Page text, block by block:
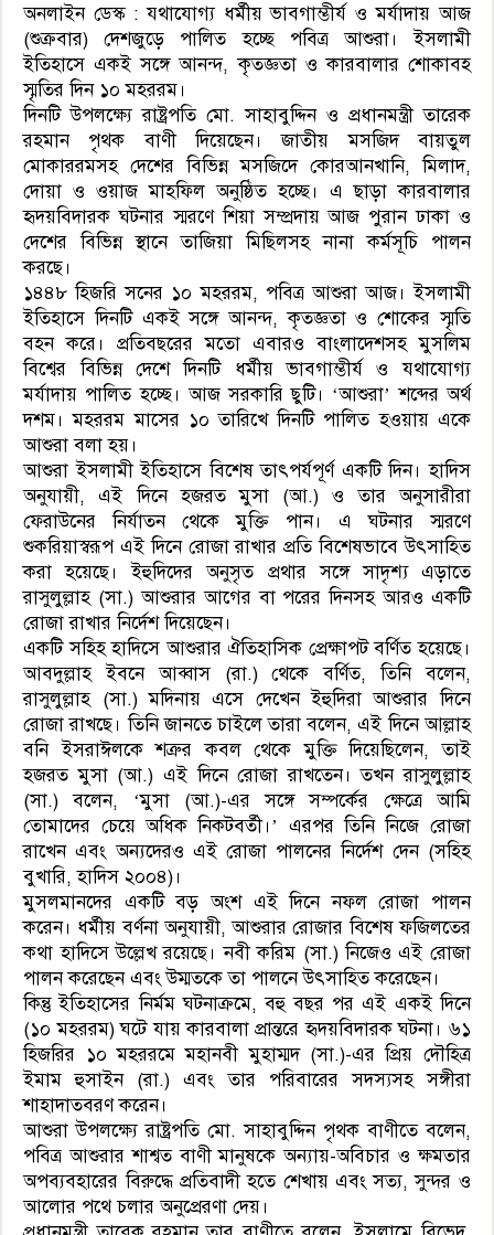
অনলাইন ডেস্ক : যথাযোগ্য ধর্মীয় ভাবগাম্ভীর্য ও মর্যাদায় আজ
(শুক্রবার) দেশজুড়ে পালিত হচ্ছে পবিত্র আশুরা। ইসলামী
ইতিহাসে একই সঙ্গে আনন্দ, কৃতজ্ঞতা ও কারবালার শোকাবহ
স্মৃতির দিন ১০ মহররম।
দিনটি উপলক্ষ্যে রাষ্ট্রপতি মো. সাহাবুদ্দিন ও প্রধানমন্ত্রী তারেক
রহমান পৃথক বাণী দিয়েছেন। জাতীয় মসজিদ বায়তুল
মোকাররমসহ দেশের বিভিন্ন মসজিদে কোরআনখানি, মিলাদ,
দোয়া ও ওয়াজ মাহফিল অনুষ্ঠিত হচ্ছে। এ ছাড়া কারবালার
হৃদয়বিদারক ঘটনার স্মরণে শিয়া সম্প্রদায় আজ পুরান ঢাকা ও
দেশের বিভিন্ন স্থানে তাজিয়া মিছিলসহ নানা কর্মসূচি পালন
করছে।
১৪৪৮ হিজরি সনের ১০ মহররম, পবিত্র আশুরা আজ। ইসলামী
ইতিহাসে দিনটি একই সঙ্গে আনন্দ, কৃতজ্ঞতা ও শোকের স্মৃতি
বহন করে। প্রতিবছরের মতো এবারও বাংলাদেশসহ মুসলিম
বিশ্বের বিভিন্ন দেশে দিনটি ধর্মীয় ভাবগাম্ভীর্য ও যথাযোগ্য
মর্যাদায় পালিত হচ্ছে। আজ সরকারি ছুটি। ‘আশুরা’ শব্দের অর্থ
দশম। মহররম মাসের ১০ তারিখে দিনটি পালিত হওয়ায় একে
আশুরা বলা হয়।
আশুরা ইসলামী ইতিহাসে বিশেষ তাৎপর্যপূর্ণ একটি দিন। হাদিস
অনুযায়ী, এই দিনে হজরত মুসা (আ.) ও তার অনুসারীরা
ফেরাউনের নির্যাতন থেকে মুক্তি পান। এ ঘটনার স্মরণে
শুকরিয়াস্বরূপ এই দিনে রোজা রাখার প্রতি বিশেষভাবে উৎসাহিত
করা হয়েছে। ইহুদিদের অনুসৃত প্রথার সঙ্গে সাদৃশ্য এড়াতে
রাসুলুল্লাহ (সা.) আশুরার আগের বা পরের দিনসহ আরও একটি
রোজা রাখার নির্দেশ দিয়েছেন।
একটি সহিহ হাদিসে আশুরার ঐতিহাসিক প্রেক্ষাপট বর্ণিত হয়েছে।
আবদুল্লাহ ইবনে আব্বাস (রা.) থেকে বর্ণিত, তিনি বলেন,
রাসুলুল্লাহ (সা.) মদিনায় এসে দেখেন ইহুদিরা আশুরার দিনে
রোজা রাখছে। তিনি জানতে চাইলে তারা বলেন, এই দিনে আল্লাহ
বনি ইসরাঈলকে শত্রুর কবল থেকে মুক্তি দিয়েছিলেন, তাই
হজরত মুসা (আ.) এই দিনে রোজা রাখতেন। তখন রাসুলুল্লাহ
(সা.) বলেন, ‘মুসা (আ.)-এর সঙ্গে সম্পর্কের ক্ষেত্রে আমি
তোমাদের চেয়ে অধিক নিকটবর্তী।’ এরপর তিনি নিজে রোজা
রাখেন এবং অন্যদেরও এই রোজা পালনের নির্দেশ দেন (সহিহ
বুখারি, হাদিস ২০০৪)।
মুসলমানদের একটি বড় অংশ এই দিনে নফল রোজা পালন
করেন। ধর্মীয় বর্ণনা অনুযায়ী, আশুরার রোজার বিশেষ ফজিলতের
কথা হাদিসে উল্লেখ রয়েছে। নবী করিম (সা.) নিজেও এই রোজা
পালন করেছেন এবং উম্মতকে তা পালনে উৎসাহিত করেছেন।
কিন্তু ইতিহাসের নির্মম ঘটনাক্রমে, বহু বছর পর এই একই দিনে
(১০ মহররম) ঘটে যায় কারবালা প্রান্তরে হৃদয়বিদারক ঘটনা। ৬১
হিজরির ১০ মহররমে মহানবী মুহাম্মদ (সা.)-এর প্রিয় দৌহিত্র
ইমাম হুসাইন (রা.) এবং তার পরিবারের সদস্যসহ সঙ্গীরা
শাহাদাতবরণ করেন।
আশুরা উপলক্ষ্যে রাষ্ট্রপতি মো. সাহাবুদ্দিন পৃথক বাণীতে বলেন,
পবিত্র আশুরার শাশ্বত বাণী মানুষকে অন্যায়-অবিচার ও ক্ষমতার
অপব্যবহারের বিরুদ্ধে প্রতিবাদী হতে শেখায় এবং সত্য, সুন্দর ও
আলোর পথে চলার অনুপ্রেরণা দেয়।